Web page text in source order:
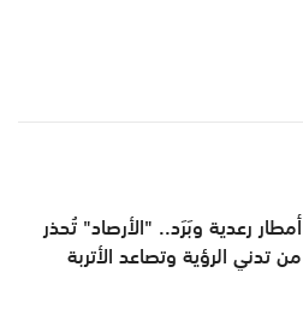
أمطار رعدية وبَرَد.. "الأرصاد" تُحذر
من تدني الرؤية وتصاعد الأتربة